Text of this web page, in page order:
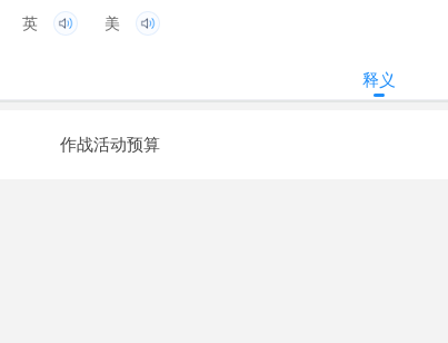
英 美
释义
作战活动预算